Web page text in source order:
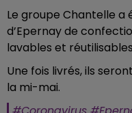
Le groupe Chantelle a
d’Epernay de
lavables et
Une fois livrés, ils
la mi-mai.